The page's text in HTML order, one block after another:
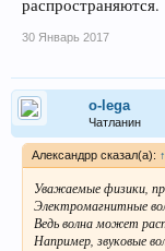
распространяются.
30 Январь 2017
o-lega
Чатланин
Александрр сказал(а): ↑
Уважаемые физики,
Электромагнитные
Ведь волна может
Например, звуковые